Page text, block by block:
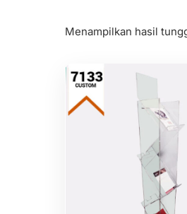
Menampilkan hasil